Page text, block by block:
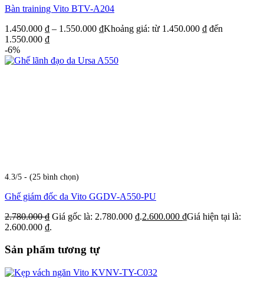
Bàn training Vito BTV-A204
1.450.000 ₫ – 1.550.000 ₫Khoảng giá: từ 1.450.000 ₫ đến
1.550.000 ₫
-6%
4.3/5 - (25 bình chọn)
Ghế giám đốc da Vito GGDV-A550-PU
2.780.000₫ Giá gốc là: 2.780.000 ₫.2.600.000 ₫Giá hiện tại là:
2.600.000 ₫.
Sản phẩm tương tự